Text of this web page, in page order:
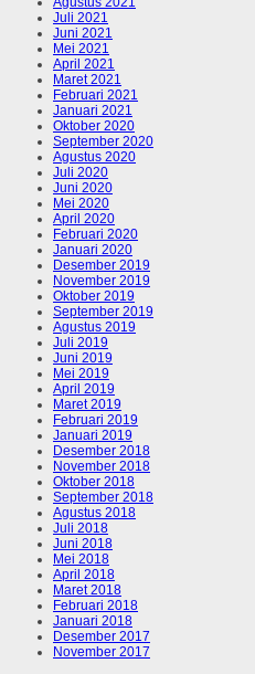
Juli 2021
Juni 2021
Mei 2021
April 2021
Maret 2021
Februari 2021
Januari 2021
Oktober 2020
September 2020
Agustus 2020
Juli 2020
Juni 2020
Mei 2020
April 2020
Februari 2020
Januari 2020
Desember 2019
November 2019
Oktober 2019
September 2019
Agustus 2019
Juli 2019
Juni 2019
Mei 2019
April 2019
Maret 2019
Februari 2019
Januari 2019
Desember 2018
November 2018
Oktober 2018
September 2018
Agustus 2018
Juli 2018
Juni 2018
Mei 2018
April 2018
Maret 2018
Februari 2018
Januari 2018
Desember 2017
November 2017